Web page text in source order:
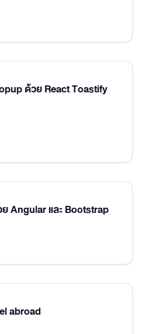
ด้วย React Toastify
Angular และ Bootstrap
abroad